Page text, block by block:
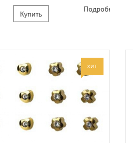
Купить Подробно
ХИТ